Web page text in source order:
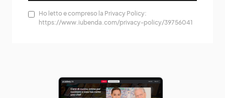
Ho letto e compreso la Privacy Policy:
https://www.iubenda.com/privacy-policy/39756041